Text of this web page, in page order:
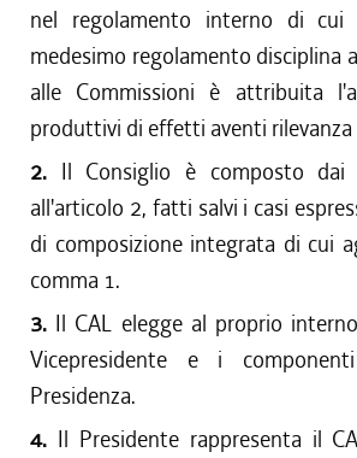
nel regolamento interno di cui
medesimo regolamento disciplina
alle Commissioni è attribuita
produttivi di effetti aventi rilevanza
2. Il Consiglio è composto
all'articolo 2, fatti salvi i casi
di composizione integrata di cui
comma 1.
3. Il CAL elegge al proprio
Vicepresidente e i
Presidenza.
4. Il Presidente rappresenta il